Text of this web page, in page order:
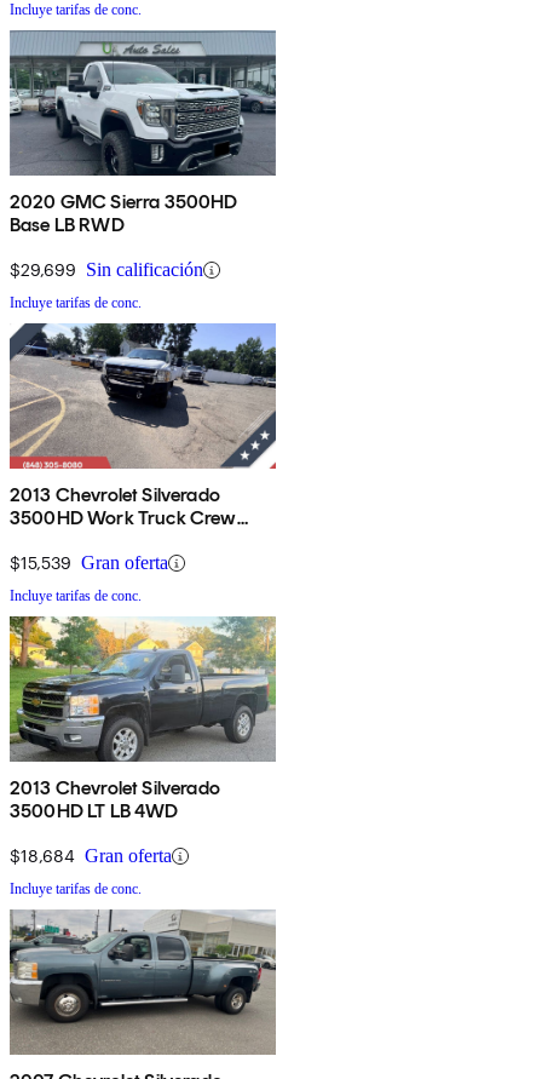
Incluye tarifas de conc.
2020 GMC Sierra 3500HD
Base LB RWD
$29,699 Sin calificación
Incluye tarifas de conc.
2013 Chevrolet Silverado
3500HD Work Truck Crew
$15,539 Gran oferta
Incluye tarifas de conc.
2013 Chevrolet Silverado
3500HD LT LB 4WD
$18,684 Gran oferta
Incluye tarifas de conc.